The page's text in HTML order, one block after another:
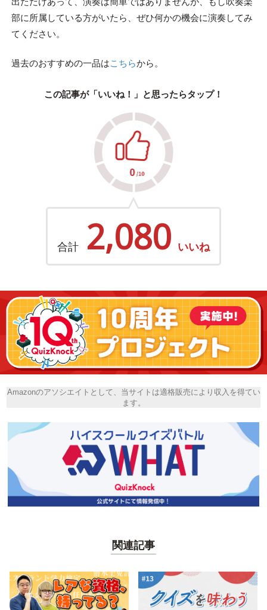
部に所属している方がいたら、ぜひ何かの機会に演奏してみ
てください。
過去のおすすめの一品はこちらから。
この記事が「いいね！」と思ったらタップ！
合計 2,080 いいね
Amazonのアソシエイトとして、当サイトは適格販売により収入を得てい
ます。
関連記事